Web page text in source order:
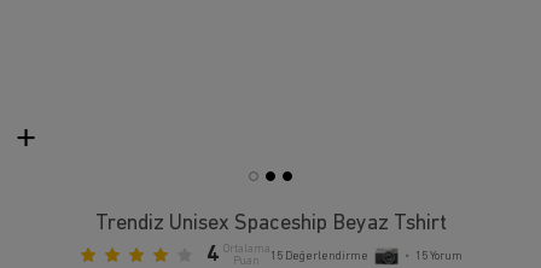
Trendiz Unisex Spaceship Beyaz Tshirt
4 Ortalama
Puan
15Değerlendirme • 15Yorum